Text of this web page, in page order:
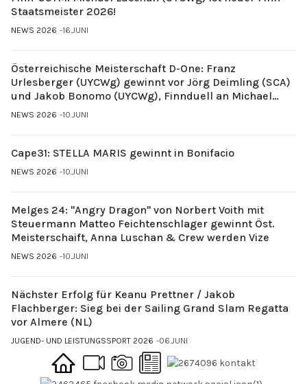
Staatsmeister 2026!
NEWS 2026 16.JUNI
Österreichische Meisterschaft D-One: Franz
Urlesberger (UYCWg) gewinnt vor Jörg Deimling (SCA)
und Jakob Bonomo (UYCWg), Finnduell an Michael
Gubi (UYCMo)
NEWS 2026 10.JUNI
Cape31: STELLA MARIS gewinnt in Bonifacio
NEWS 2026 10.JUNI
Melges 24: "Angry Dragon" von Norbert Voith mit
Steuermann Matteo Feichtenschlager gewinnt Öst.
Meisterschaift, Anna Luschan & Crew werden Vize
NEWS 2026 10.JUNI
Nächster Erfolg für Keanu Prettner / Jakob
Flachberger: Sieg bei der Sailing Grand Slam Regatta
vor Almere (NL)
JUGEND- UND LEISTUNGSSPORT 2026 06.JUNI